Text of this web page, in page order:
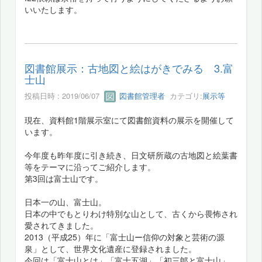
いいたします。
図書館展示：古地図と絵はがきでみる 3.富
士山
投稿日時 : 2019/06/07 図書館管理者 カテゴリ:展示等
現在、資料館1階展示室にて図書館資料の展示を開催して
います。
今年度も昨年度に引き続き、日文研所蔵の古地図と絵葉書
等をテーマに沿ってご紹介します。
第3回は富士山です。
日本一の山、富士山。
日本の中でもとりわけ特別な山として、古くから畏怖され
愛されてきました。
2013（平成25）年に「富士山ー信仰の対象と芸術の源
泉」として、世界文化遺産に登録されました。